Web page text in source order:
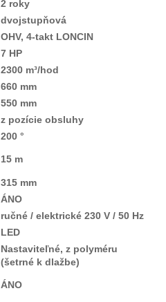
2 roky
dvojstupňová
OHV, 4-takt LONCIN
7 HP
2300 m³/hod
660 mm
550 mm
z pozície obsluhy
200 °
15 m
315 mm
ÁNO
ručné / elektrické 230 V / 50 Hz
LED
Nastaviteľné, z polyméru
(šetrné k dlažbe)
ÁNO